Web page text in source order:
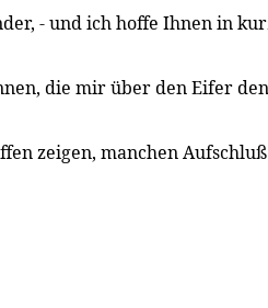
- und ich hoffe Ihnen in
die mir über den Eifer
zeigen, manchen